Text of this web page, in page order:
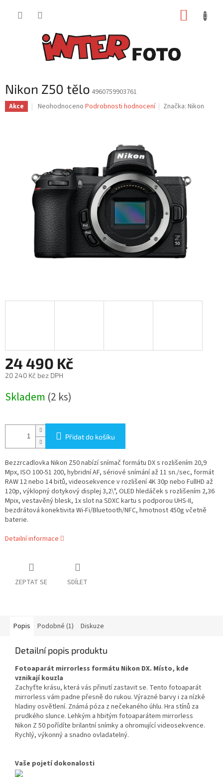
Nikon Z50 tělo 4960759903761
Akce
Průměrné
hvězdiček.
Neohodnoceno Podrobnosti hodnocení Značka:Nikon
24 490 Kč
20 240 Kč bez DPH
cena:
Skladem (2 ks)
Přidat do košíku
Bezzrcadlovka Nikon Z50 nabízí snímač formátu DX s rozlišením 20,9
Mpx, ISO 100-51 200, hybridní AF, sériové snímání až 11 sn./sec, formát
RAW 12 nebo 14 bitů, videosekvence v rozlišení 4K 30p nebo FullHD až
120p, výklopný dotykový displej 3,2\", OLED hledáček s rozlišením 2,36
Mpix, vestavěný blesk, 1x slot na SDXC kartu s podporou UHS-II,
bezdrátová konektivita Wi-Fi/Bluetooth/NFC, hmotnost 450g včetně
baterie.
Detailní informace
ZEPTAT SE SDÍLET
Popis Podobné (1) Diskuze
Detailní popis produktu
Fotoaparát mirrorless formátu Nikon DX. Místo, kde
vznikají kouzla
Zachyťte krásu, která vás přinutí zastavit se. Tento fotoaparát
mirrorless vám padne přesně do rukou. Výrazné barvy i za nízké
hladiny osvětlení. Známá póza z nečekaného úhlu. Hra stínů za
prudkého slunce. Lehkým a hbitým fotoaparátem mirrorless
Nikon Z 50 pořídíte brilantní snímky a ohromující videosekvence.
Rychlý, výkonný a snadno ovladatelný.
Vaše pojetí dokonalosti